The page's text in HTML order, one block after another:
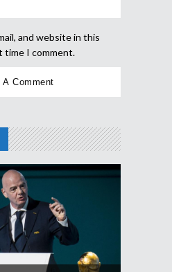
and website in this
time I comment.